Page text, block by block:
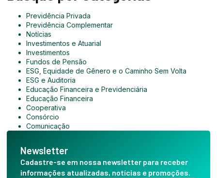
Previdência Privada
Previdência Complementar
Notícias
Investimentos e Atuarial
Investimentos
Fundos de Pensão
ESG, Equidade de Gênero e o Caminho Sem Volta
ESG e Auditoria
Educação Financeira e Previdenciária
Educação Financeira
Cooperativa
Consórcio
Comunicação
Newsletter
Cadastre-se em nossa newsletter para receber
informações atualizadas, notícias e promoções.